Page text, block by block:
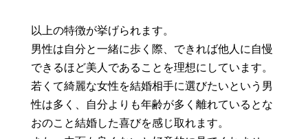
以上の特徴が挙げられます。
男性は自分と一緒に歩く際、できれば他人に自慢
できるほど美人であることを理想にしています。
若くて綺麗な女性を結婚相手に選びたいという男
性は多く、自分よりも年齢が多く離れているとな
おのこと結婚した喜びを感じ取れます。